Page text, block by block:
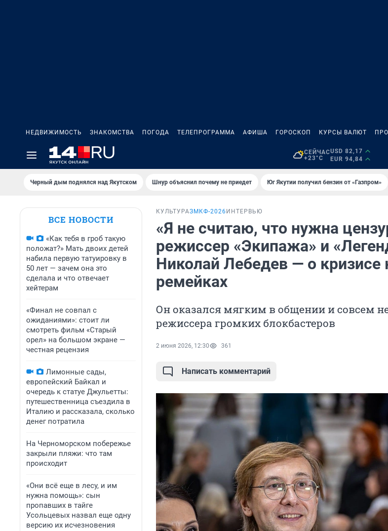
НЕДВИЖИМОСТЬ ЗНАКОМСТВА ПОГОДА ТЕЛЕПРОГРАММА АФИША ГОРОСКОП КУРСЫ ВАЛЮТ
СЕЙЧАС
+23°C
USD 82,17
EUR 94,84
Черный дым поднялся над Якутском Шнур объяснил почему не приедет Юг Якутии получил бензин от «Газпром»
ВСЕ НОВОСТИ
«Как тебя в гроб такую
положат?» Мать двоих детей
набила первую татуировку в
50 лет — зачем она это
сделала и что отвечает
хейтерам
«Финал не совпал с
ожиданиями»: стоит ли
смотреть фильм «Старый
орел» на большом экране —
честная рецензия
Лимонные сады,
европейский Байкал и
очередь к статуе Джульетты:
путешественница съездила в
Италию и рассказала, сколько
денег потратила
На Черноморском побережье
закрыли пляжи: что там
происходит
«Они всё еще в лесу, и им
нужна помощь»: сын
пропавших в тайге
Усольцевых назвал еще одну
версию их исчезновения
КУЛЬТУРАЗМКФ-2026 ИНТЕРВЬЮ
«Я не считаю, что нужна
режиссер «Экипажа» и
Николай Лебедев — о кризисе
ремейках
Он оказался мягким в общении и совсем
режиссера громких блокбастеров
2 июня 2026, 12:30 361
Написать комментарий